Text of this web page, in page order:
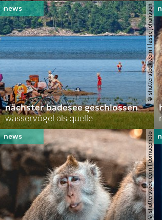
© shutterstock.com | lasse johansson
nächster badesee geschlossen
wasservögel als quelle
© shutterstock.com | domuephoto